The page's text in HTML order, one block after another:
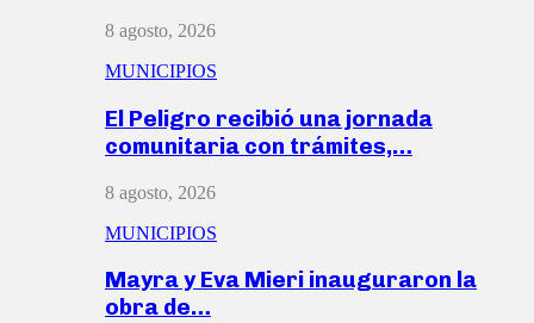
8 agosto, 2026
MUNICIPIOS
El Peligro recibió una jornada
comunitaria con trámites,…
8 agosto, 2026
MUNICIPIOS
Mayra y Eva Mieri inauguraron la
obra de…